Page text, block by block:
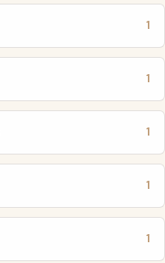
1
1
1
1
1